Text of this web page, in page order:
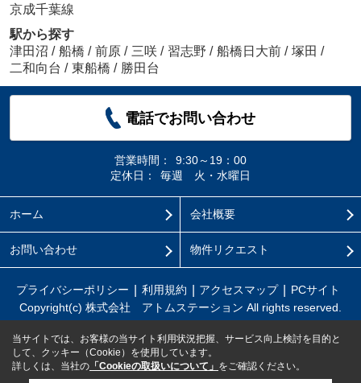
京成千葉線
駅から探す
津田沼 / 船橋 / 前原 / 三咲 / 習志野 / 船橋日大前 / 塚田 /
二和向台 / 東船橋 / 勝田台
電話でお問い合わせ
営業時間：
9:30～19：00
定休日：
毎週 火・水曜日
ホーム 会社概要
お問い合わせ 物件リクエスト
プライバシーポリシー 利用規約 アクセスマップ
PCサイト
Copyright(c) 株式会社 アトムステーション All rights reserved.
当サイトでは、お客様の当サイト利用状況把握、サービス向上検討を目的と
して、クッキー（Cookie）を使用しています。
詳しくは、当社の 「Cookieの取扱いについて」 をご確認ください。